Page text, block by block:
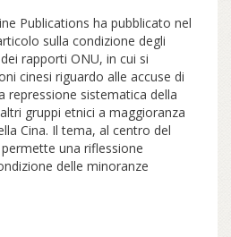
Publications ha pubblicato nel
sulla condizione degli
rapporti ONU, in cui si
cinesi riguardo alle accuse di
repressione sistematica della
gruppi etnici a maggioranza
Cina. Il tema, al centro del
una riflessione
delle minoranze